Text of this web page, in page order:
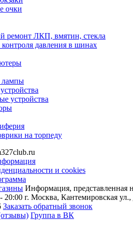
очки
ремонт ЛКП, вмятин, стекла
давления в шинах
лампы
устройства
на торпеду
и cookies
Информация, представленная
20:00 г. Москва, Кантемировская ул.,
Заказать обратный звонок
Группа в ВК